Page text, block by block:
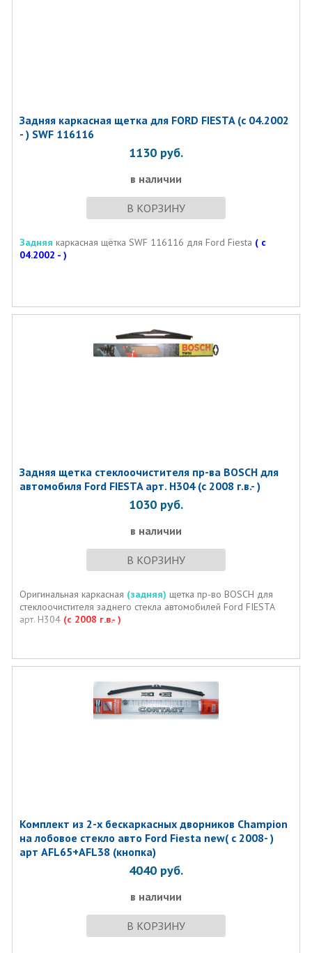
Задняя каркасная щетка для FORD FIESTA (с 04.2002
- ) SWF 116116
1130 руб.
в наличии
В КОРЗИНУ
Задняя каркасная щётка SWF 116116 для Ford Fiesta ( с
04.2002 - )
Задняя щетка стеклоочистителя пр-ва BOSCH для
автомобиля Ford FIESTA арт. H304 (c 2008 г.в.- )
1030 руб.
в наличии
В КОРЗИНУ
Оригинальная каркасная (задняя) щетка пр-во BOSCH для
стеклоочистителя заднего стекла автомобилей Ford FIESTA
арт. H304 (c 2008 г.в.- )
Комплект из 2-х бескаркасных дворников Champion
на лобовое стекло авто Ford Fiesta new( с 2008- )
арт AFL65+AFL38 (кнопка)
4040 руб.
в наличии
В КОРЗИНУ